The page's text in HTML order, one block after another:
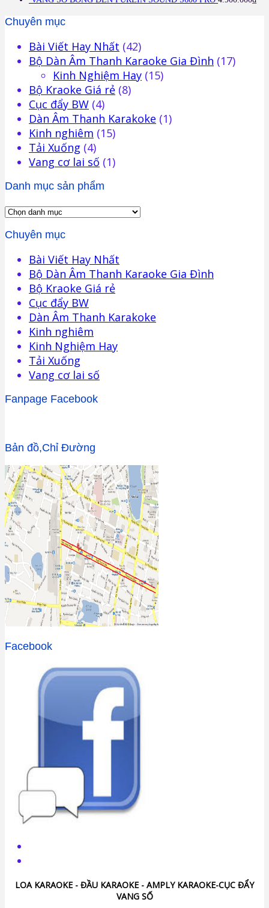
Chuyên mục
Bài Viết Hay Nhất (42)
Bộ Dàn Âm Thanh Karaoke Gia Đình (17)
Kinh Nghiệm Hay (15)
Bộ Kraoke Giá rẻ (8)
Cục đẩy BW (4)
Dàn Âm Thanh Karakoke (1)
Kinh nghiêm (15)
Tải Xuống (4)
Vang cơ lai số (1)
Danh mục sản phẩm
Chuyên mục
Bài Viết Hay Nhất
Bộ Dàn Âm Thanh Karaoke Gia Đình
Bộ Kraoke Giá rẻ
Cục đẩy BW
Dàn Âm Thanh Karakoke
Kinh nghiêm
Kinh Nghiệm Hay
Tải Xuống
Vang cơ lai số
Fanpage Facebook
Bản đồ,Chỉ Đường
Facebook
LOA KARAOKE - ĐẦU KARAOKE - AMPLY KARAOKE-CỤC ĐẨY
VANG SỐ